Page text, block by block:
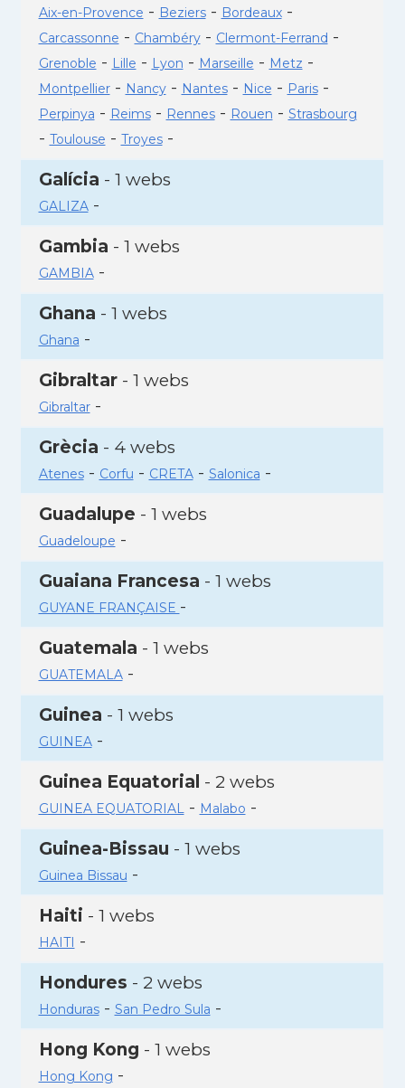
Aix-en-Provence - Beziers- Bordeaux-
Carcassonne - Chambéry- Clermont-Ferrand -
Grenoble - Lille - Lyon - Marseille - Metz -
Montpellier- Nancy- Nantes- Nice - Paris-
Perpinya - Reims- Rennes- Rouen - Strasbourg
- Toulouse - Troyes-
Galícia - 1 webs
GALIZA-
Gambia - 1 webs
GAMBIA-
Ghana - 1 webs
Ghana -
Gibraltar- 1 webs
Gibraltar-
Grècia - 4 webs
Atenes- Corfu - CRETA- Salonica -
Guadalupe - 1 webs
Guadeloupe -
Guaiana Francesa - 1 webs
GUYANE FRANÇAISE -
Guatemala - 1 webs
GUATEMALA-
Guinea - 1 webs
GUINEA-
Guinea Equatorial - 2 webs
GUINEA EQUATORIAL- Malabo -
Guinea-Bissau - 1 webs
Guinea Bissau -
Haiti - 1 webs
HAITI -
Hondures - 2 webs
Honduras- San Pedro Sula -
Hong Kong - 1 webs
Hong Kong -